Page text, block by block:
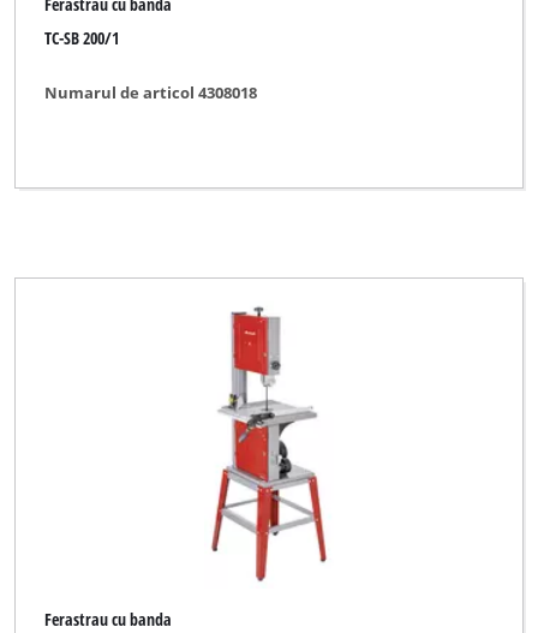
TC-SB 200/1
Numarul de articol 4308018
Ferastrau cu banda